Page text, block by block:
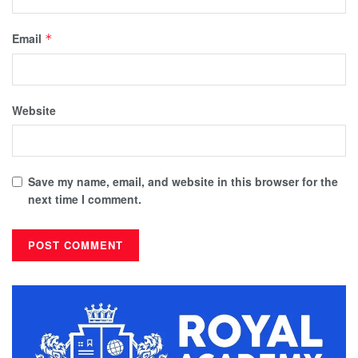
Email *
Website
Save my name, email, and website in this browser for the
next time I comment.